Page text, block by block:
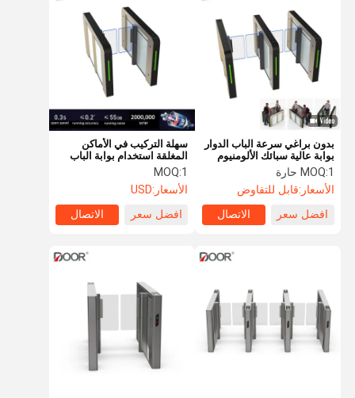
بدون براغي سرعة الباب الدوار
بوابة عالية سبائك الألومنيوم
للمشاة
MOQ:1 حارة
الأسعار:قابل للتفاوض
افضل سعر
الاتصال
سهلة التركيب في الأماكن
المغلقة استخدام بوابة الباب
الدوار البديل مع محرك سيرفو
MOQ:1
الأسعار:USD
افضل سعر
الاتصال